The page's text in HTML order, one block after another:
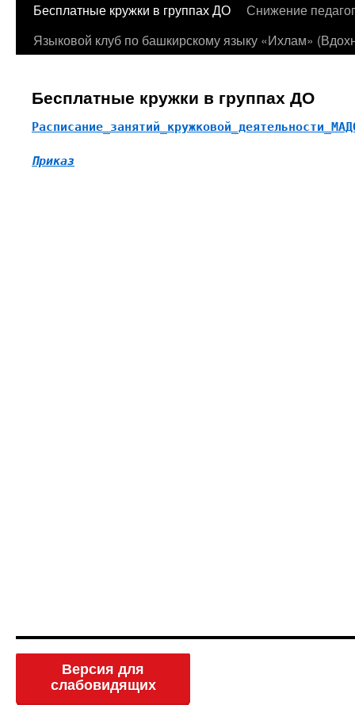
Бесплатные кружки в группах ДО
Снижение
Языковой клуб по башкирскому языку «Ихлам»
Бесплатные кружки в группах ДО
Приказ
Версия для
слабовидящих